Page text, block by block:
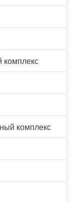
комплекс
комплекс